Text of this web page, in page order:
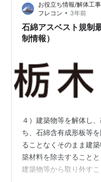
社 様 初めてのご注文(
５０） 昨晩、収運業者
お役立ち情報/解体工
フレコン • 3年前
石綿アスベスト規制
制情報）
４）建築物等を解体し
ち、石綿含有成形板等
ることなくそのまま建
築材料を除去すること
建築物等から取り外す